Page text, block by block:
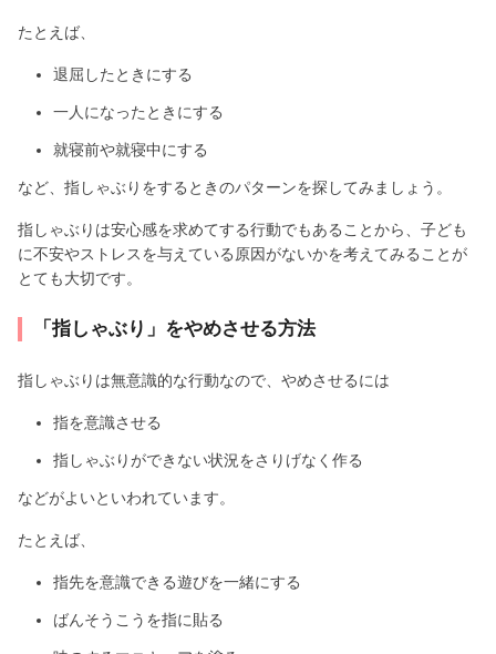
たとえば、
退屈したときにする
一人になったときにする
就寝前や就寝中にする
など、指しゃぶりをするときのパターンを探してみましょう。
指しゃぶりは安心感を求めてする行動でもあることから、子ども
に不安やストレスを与えている原因がないかを考えてみることが
とても大切です。
「指しゃぶり」をやめさせる方法
指しゃぶりは無意識的な行動なので、やめさせるには
指を意識させる
指しゃぶりができない状況をさりげなく作る
などがよいといわれています。
たとえば、
指先を意識できる遊びを一緒にする
ばんそうこうを指に貼る